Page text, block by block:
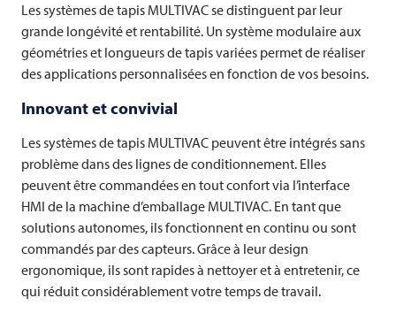
Les systèmes de tapis MULTIVACse distinguent par leur
grande longévité et rentabilité. Un système modulaire aux
géométries et longueurs de tapis variées permet de réaliser
des applications personnalisées en fonction de vos besoins.
Innovant et convivial
Les systèmes de tapis MULTIVAC peuvent être intégrés sans
problème dans des lignes de conditionnement. Elles
peuvent être commandées en tout confort via l’interface
HMI de la machine d’emballage MULTIVAC. En tant que
solutions autonomes, ils fonctionnent en continu ou sont
commandés par des capteurs. Grâce à leur design
ergonomique, ils sont rapides à nettoyer et à entretenir, ce
qui réduit considérablement votre temps de travail.